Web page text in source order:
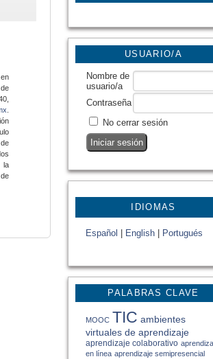
USUARIO/A
Nombre de
usuario/a
Contraseña
No cerrar sesión
IDIOMAS
Español English Portugués
PALABRAS CLAVE
MOOC TIC ambientes
virtuales de aprendizaje
aprendizaje colaborativo
en línea aprendizaje semipresencial
la